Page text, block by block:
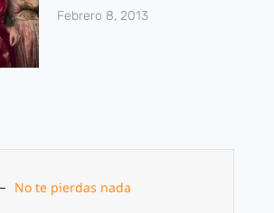
Febrero 8, 2013
No te pierdas nada